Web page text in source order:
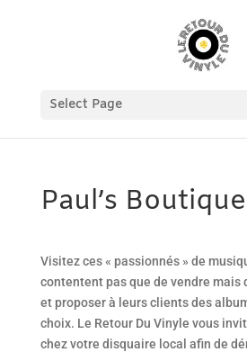
Select Page
Paul’s Boutique
Visitez ces « passionnés » de
contentent pas que de vendre mais
et proposer à leurs clients des
choix. Le Retour Du Vinyle vous
chez votre disquaire local afin de